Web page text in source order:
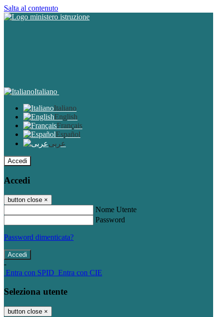
Salta al contenuto
Italiano
Italiano
English
Français
Español
عربى
Accedi
Accedi
button close ×
Nome Utente
Password
Password dimenticata?
-
Entra con SPID Entra con CIE
Seleziona utente
button close ×